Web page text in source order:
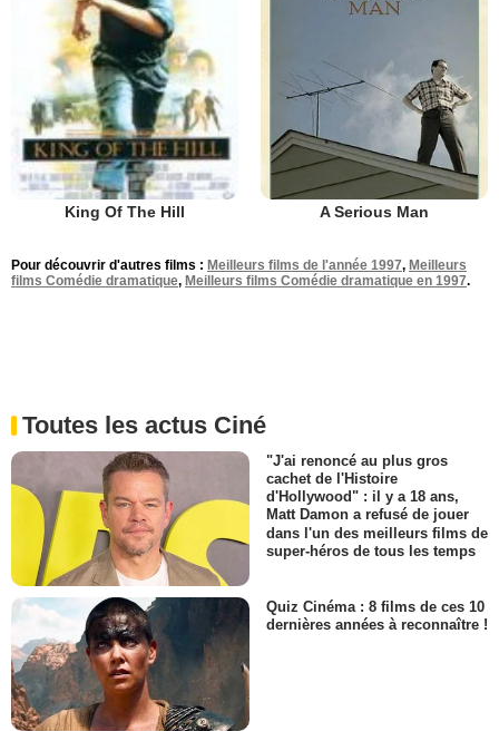
King Of The Hill A Serious Man
Pour découvrir d'autres films : Meilleurs films de l'année 1997, Meilleurs
films Comédie dramatique, Meilleurs films Comédie dramatique en 1997.
Toutes les actus Ciné
"J'ai renoncé au plus gros
cachet de l'Histoire
d'Hollywood" : il y a 18 ans,
Matt Damon a refusé de jouer
dans l'un des meilleurs films de
super-héros de tous les temps
Quiz Cinéma : 8 films de ces 10
dernières années à reconnaître !